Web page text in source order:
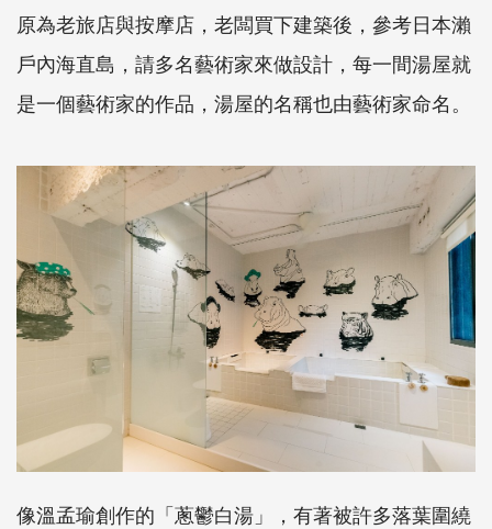
原為老旅店與按摩店，老闆買下建築後，參考日本瀨
戶內海直島，請多名藝術家來做設計，每一間湯屋就
是一個藝術家的作品，湯屋的名稱也由藝術家命名。
像溫孟瑜創作的「蔥鬱白湯」，有著被許多落葉圍繞